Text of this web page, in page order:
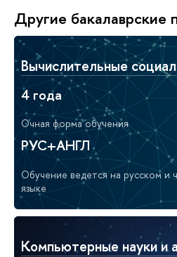
Другие бакалаврские
Вычислительные
4 года
Очная форма обучения
РУС+АНГЛ
Обучение ведется на русском и
языке
Компьютерные науки и